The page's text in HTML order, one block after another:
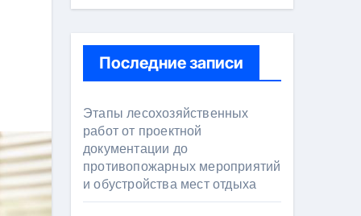
Последние записи
Этапы лесохозяйственных
работ от проектной
документации до
противопожарных мероприятий
и обустройства мест отдыха